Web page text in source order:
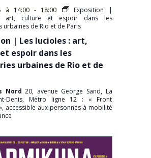
à 14:00- 18:00
Exposition |
art, culture et espoir dans les
urbaines de Rio et de Paris
| Les lucioles : art,
espoir dans les
urbaines de Rio et de
Nord20, avenue George Sand, La
Denis, Métro ligne 12 : « Front
accessible aux personnes à mobilité